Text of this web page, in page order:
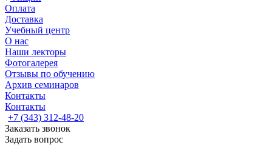
Оплата
Доставка
Учебный центр
О нас
Наши лекторы
Фотогалерея
Отзывы по обучению
Архив семинаров
Контакты
Контакты
+7 (343) 312-48-20
Заказать звонок
Задать вопрос